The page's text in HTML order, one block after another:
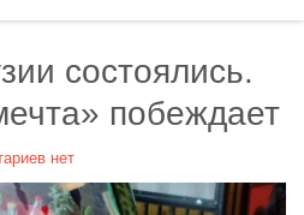
состоялись.
побеждает
нет